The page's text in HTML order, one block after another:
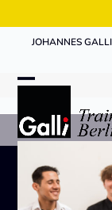
JOHANNES GALLI
mobile
menu
mobile
menu